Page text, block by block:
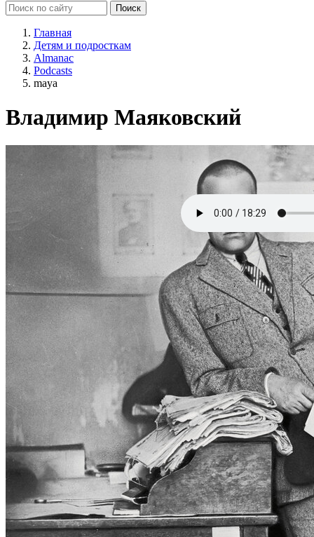
Главная
Детям и подросткам
Almanac
Podcasts
maya
Владимир Маяковский